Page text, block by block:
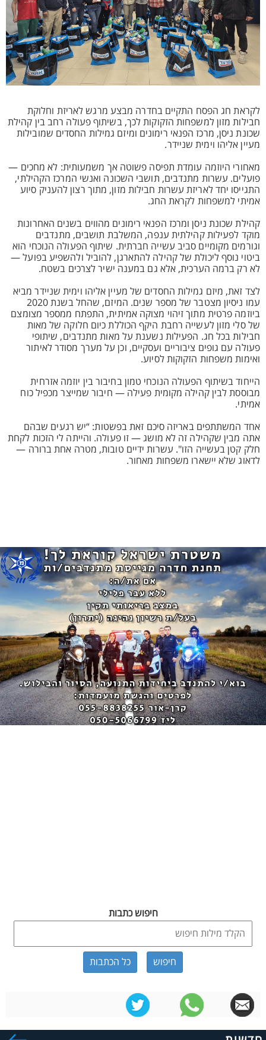
לקראת חג הפסח התקיים בחדרה מבצע מרגש לאריזת וחלוקת
חבילות מזון למשפחות הזקוקות לכך, בשיתוף פעולה רחב בין קהילת
שכונת ניסן, מרכז הפנאי רימונים ומיזם גמילות החסדים שמובילות
מעיין אליהו וימית שניידר.
מאחורי היוזמה עומדת תפיסה פשוטה אך משמעותית: לא מחכים —
פועלים. עשרות מתנדבים, תושבי השכונה ואנשי המרכז הקהילתי,
התגייסו יחד לאריזת עשרות חבילות מזון, מתוך רצון להעניק סיוע
אמיתי למשפחות לקראת החג.
קהילת שכונת ניסן ומרכז הפנאי רימונים מהווים בשנים האחרונות
מוקד לפעילות קהילתית ענפה, המשלבת תושבים, מתנדבים
וגורמים מקומיים סביב עשייה חברתית. שיתוף הפעולה הנוכחי הוא
ביטוי נוסף ליכולת של קהילה להתארגן, להוביל ולהשפיע בפועל —
לא רק ברמה הערכית, אלא גם במענה ישיר לצרכים בשטח.
לצד זאת, מיזם גמילות החסדים של מעיין אליהו וימית שניידר מביא
עמו ניסיון מצטבר של מספר שנים. המיזם, שהחל בשנת 2020
ביוזמה פרטית מתוך זיהוי מצוקה אמיתית, התפתח ממספר מצומצם
של סלי מזון לעשייה רחבת היקף הכוללת כיום חלוקה של מאות
חבילות בכל חג. הפעילות נשענת על מאות מתנדבים, שיתופי
פעולה עם גופים ציבוריים ועסקיים, וכן על מערך מסודר לאיתור
ואימות משפחות הזקוקות לסיוע.
הייחוד בשיתוף הפעולה הנוכחי טמון בחיבור בין יוזמה אזרחית
מבוססת לבין קהילה מקומית פעילה — חיבור שמייצר מכפיל כוח
אמיתי.
אחד המשתתפים באריזה סיכם זאת בפשטות: “יש רגעים שבהם
אתה מבין שקהילה זה לא מושג — זו פעולה. והייתה לי הזכות לקחת
חלק קטן בעשייה הזו". עשרות ידיים טובות, מטרה אחת ברורה —
לדאוג שלא יישארו משפחות מאחור.
חיפוש כתבות
כל הכתבות